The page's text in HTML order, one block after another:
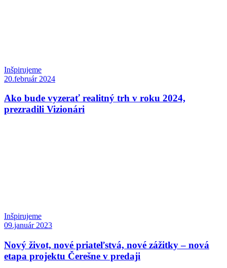
Inšpirujeme
20.február 2024
Ako bude vyzerať realitný trh v roku 2024,
prezradili Vizionári
Inšpirujeme
09.január 2023
Nový život, nové priateľstvá, nové zážitky – nová
etapa projektu Čerešne v predaji